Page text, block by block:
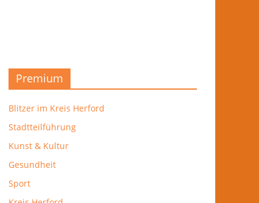
Premium
Blitzer im Kreis Herford
Stadtteilführung
Kunst & Kultur
Gesundheit
Sport